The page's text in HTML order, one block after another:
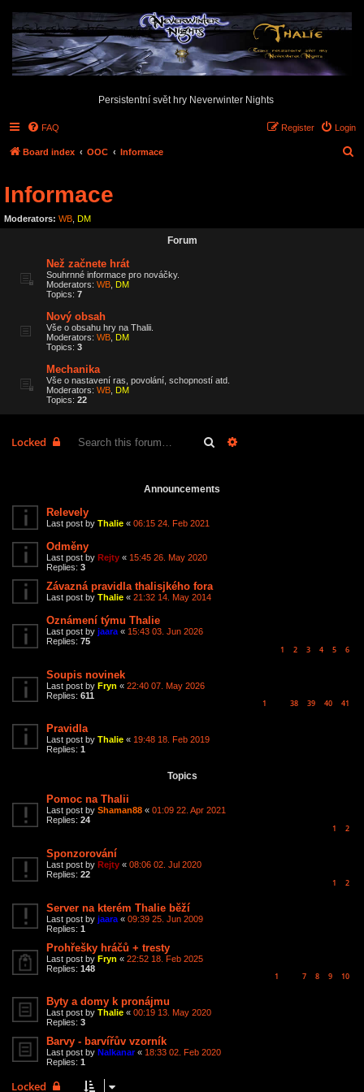
Persistentní svět hry Neverwinter Nights
FAQ Login
Register
Board index OOC Informace
c
Informace
Moderators: WB DM
Forum
Než začnete hrát
Souhrnné informace pro nováčky.
Moderators: WB DM
Topics: 7
Nový obsah
Vše o obsahu hry na Thalii.
Moderators: WB DM
Topics: 3
Mechanika
Vše o nastavení ras, povolání, schopností atd.
Moderators: WB DM
Topics: 22
Locked Search
Announcements
Relevely
Last post by Thalie « 06:15 24. Feb 2021
Odměny
Last post by Rejty « 15:45 26. May 2020
Replies: 3
Závazná pravidla thalisjkého fora
Last post by Thalie « 21:32 14. May 2014
Oznámení týmu Thalie
Last post by jaara « 15:43 03. Jun 2026
Replies: 75
1 2 3 4 5 6
Soupis novinek
Last post by Fryn « 22:40 07. May 2026
Replies: 611
1 38 39 40 41
Pravidla
Last post by Thalie « 19:48 18. Feb 2019
Replies: 1
Topics
Pomoc na Thalii
Last post by Shaman88 « 01:09 22. Apr 2021
Replies: 24
1 2
Sponzorování
Last post by Rejty « 08:06 02. Jul 2020
Replies: 22
1 2
Server na kterém Thalie běží
Last post by jaara « 09:39 25. Jun 2009
Replies: 1
Prohřešky hráčů + tresty
Last post by Fryn « 22:52 18. Feb 2025
Replies: 148
1 7 8 9 10
Byty a domy k pronájmu
Last post by Thalie « 00:19 13. May 2020
Replies: 3
Barvy - barvířův vzorník
Last post by Nalkanar« 18:33 02. Feb 2020
Replies: 1
Locked